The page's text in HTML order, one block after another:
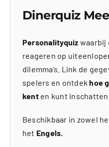
Dinerquiz
Personalityquiz waarbij
reageren op
dilemma’s. Link de
spelers en ontdekhoe
kenten kunt
Beschikbaar in zowel
het Engels.